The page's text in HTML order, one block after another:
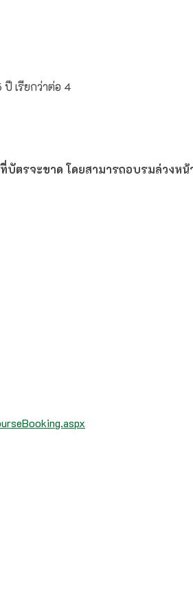
เรียกว่าต่อ 4
ตรจะขาด โดยสามารถอบรมล่วงห